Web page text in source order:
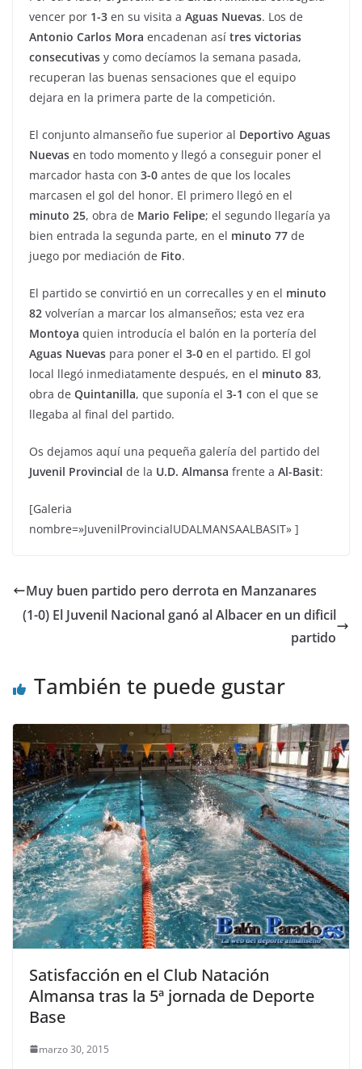
vencer por 1-3 en su visita a Aguas Nuevas. Los de
Antonio Carlos Mora encadenan así tres victorias
consecutivas y como decíamos la semana pasada,
recuperan las buenas sensaciones que el equipo
dejara en la primera parte de la competición.
El conjunto almanseño fue superior al Deportivo Aguas
Nuevas en todo momento y llegó a conseguir poner el
marcador hasta con 3-0 antes de que los locales
marcasen el gol del honor. El primero llegó en el
minuto 25, obra de Mario Felipe; el segundo llegaría ya
bien entrada la segunda parte, en el minuto 77 de
juego por mediación de Fito.
El partido se convirtió en un correcalles y en el minuto
82 volverían a marcar los almanseños; esta vez era
Montoya quien introducía el balón en la portería del
Aguas Nuevas para poner el 3-0 en el partido. El gol
local llegó inmediatamente después, en el minuto 83,
obra de Quintanilla, que suponía el 3-1 con el que se
llegaba al final del partido.
Os dejamos aquí una pequeña galería del partido del
Juvenil Provincial de la U.D. Almansa frente a Al-Basit:
[Galeria
nombre=»JuvenilProvincialUDALMANSAALBASIT» ]
Muy buen partido pero derrota en Manzanares
(1-0) El Juvenil Nacional ganó al Albacer en un dificil
partido
También te puede gustar
Satisfacción en el Club Natación
Almansa tras la 5ª jornada de Deporte
Base
marzo 30, 2015